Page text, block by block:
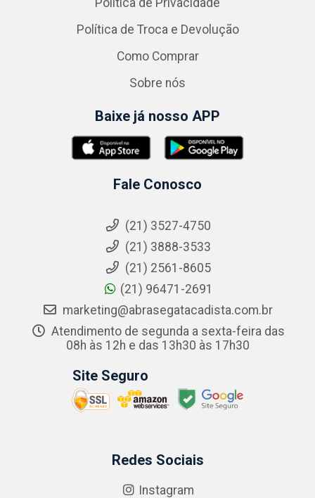
Política de Privacidade
Política de Troca e Devolução
Como Comprar
Sobre nós
Baixe já nosso APP
Fale Conosco
(21) 3527-4750
(21) 3888-3533
(21) 2561-8605
(21) 96471-2691
marketing@abrasegatacadista.com.br
Atendimento de segunda a sexta-feira das
08h às 12h e das 13h30 às 17h30
Site Seguro
Redes Sociais
Instagram